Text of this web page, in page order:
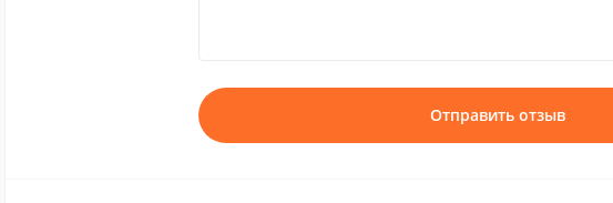
Отправить отзыв